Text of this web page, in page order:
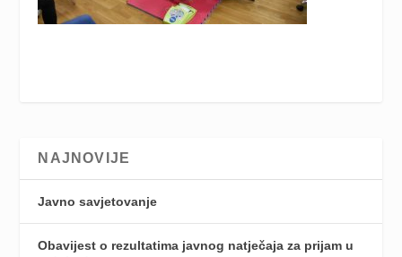
NAJNOVIJE
Javno savjetovanje
Obavijest o rezultatima javnog natječaja za prijam u